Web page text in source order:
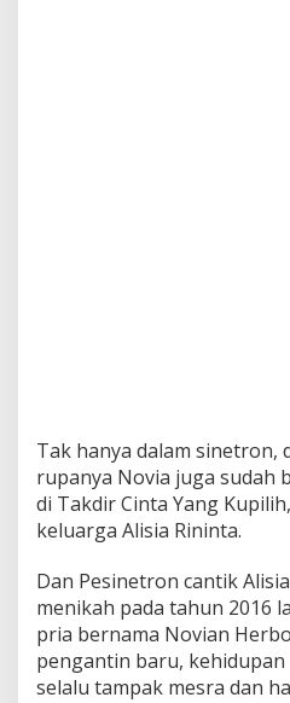
Tak hanya dalam sinetron,
rupanya Novia juga sudah
di Takdir Cinta Yang
keluarga Alisia Rininta.
Dan Pesinetron cantik
menikah pada tahun 2016
pria bernama Novian
pengantin baru,
selalu tampak mesra dan